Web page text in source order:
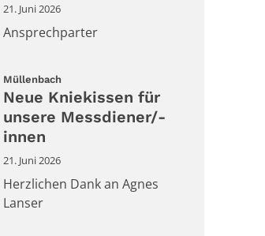
21. Juni 2026
Ansprechparter
Müllenbach:
Neue Kniekissen für
unsere Messdiener/-
innen
21. Juni 2026
Herzlichen Dank an Agnes
Lanser